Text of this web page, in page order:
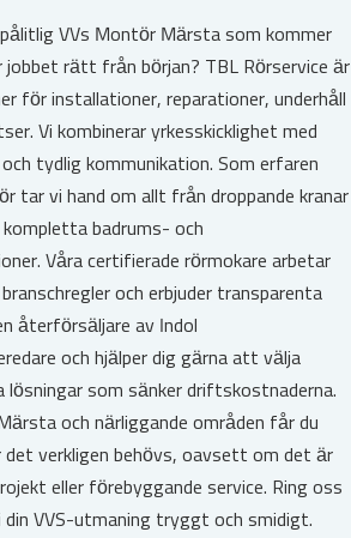
pålitlig VVs Montör Märsta som kommer
jobbet rätt från början? TBL Rörservice är
för installationer, reparationer, underhåll
Vi kombinerar yrkesskicklighet med
tydlig kommunikation. Som erfaren
tar vi hand om allt från droppande kranar
badrums- och
Våra certifierade rörmokare arbetar
och erbjuder transparenta
återförsäljare av Indol
och hjälper dig gärna att välja
lösningar som sänker driftskostnaderna.
och närliggande områden får du
det verkligen behövs, oavsett om det är
eller förebyggande service. Ring oss
din VVS-utmaning tryggt och smidigt.